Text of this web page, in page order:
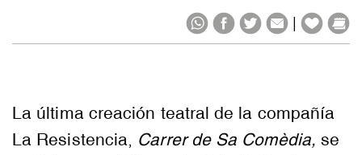
|
La última creación teatral de la compañía
La Resistencia, Carrer de Sa Comèdia, se